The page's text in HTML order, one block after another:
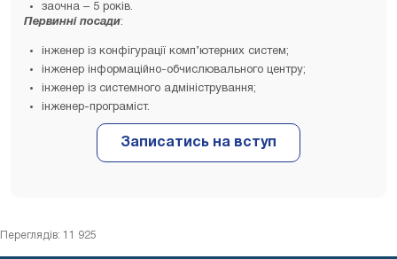
заочна – 5 років.
Первинні посади:
інженер із конфігурації комп’ютерних систем;
інженер інформаційно-обчислювального центру;
інженер із системного адміністрування;
інженер-програміст.
Переглядів: 11 925